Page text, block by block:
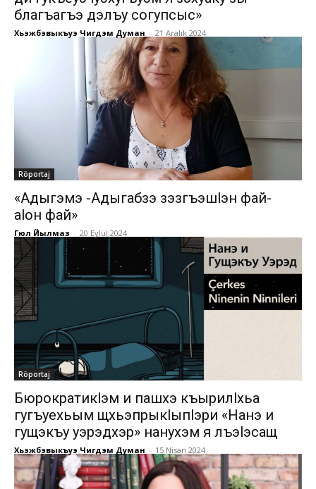
благъагъэ дэлъу согупсыс»
Хьэжбэвыкъуэ Чигдэм Думан - 21 Aralık 2024
Röportaj
«Адыгэмэ -Адыгабзэ зэзгъэшlэн фай-
аlон фай»
Гюл Йылмаз - 20 Eylül 2024
Röportaj
Бюрократикlэм и пашхэ къырилlхьа
гугъуехьым щхьэпрыкlыпlэри «Нанэ и
гущэкъу уэрэдхэр» нанухэм я лъэlэсащ
Хьэжбэвыкъуэ Чигдэм Думан - 15 Nisan 2024